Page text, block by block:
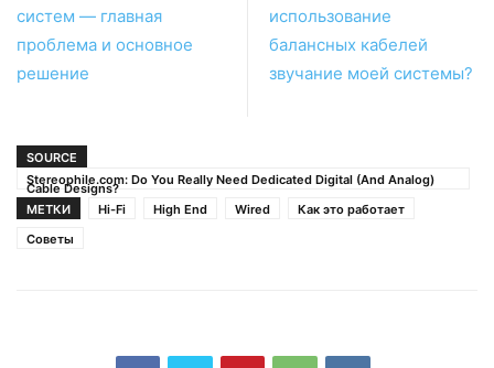
систем — главная
проблема и основное
решение
использование
балансных кабелей
звучание моей системы?
SOURCE
Stereophile.com: Do You Really Need Dedicated Digital (And Analog)
Cable Designs?
МЕТКИ
Hi-Fi High End Wired
Как это работает
Советы